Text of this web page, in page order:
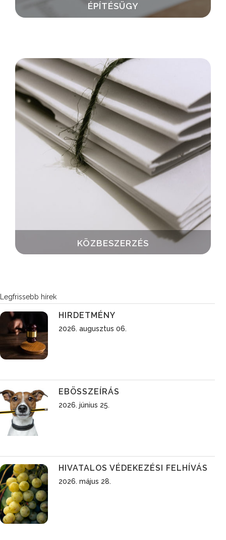
ÉPÍTÉSÜGY
KÖZBESZERZÉS
Legfrissebb hírek
HIRDETMÉNY
2026. augusztus 06.
EBÖSSZEÍRÁS
2026. június 25.
HIVATALOS VÉDEKEZÉSI FELHÍVÁS
2026. május 28.